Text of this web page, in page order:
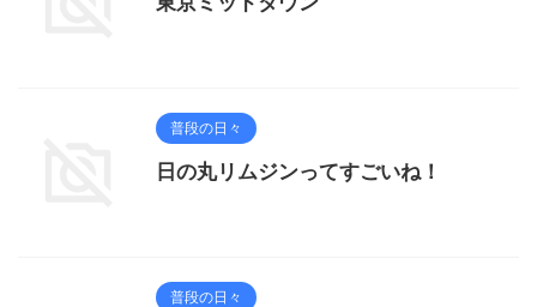
普段の日々
日の丸リムジンってすごいね！
普段の日々